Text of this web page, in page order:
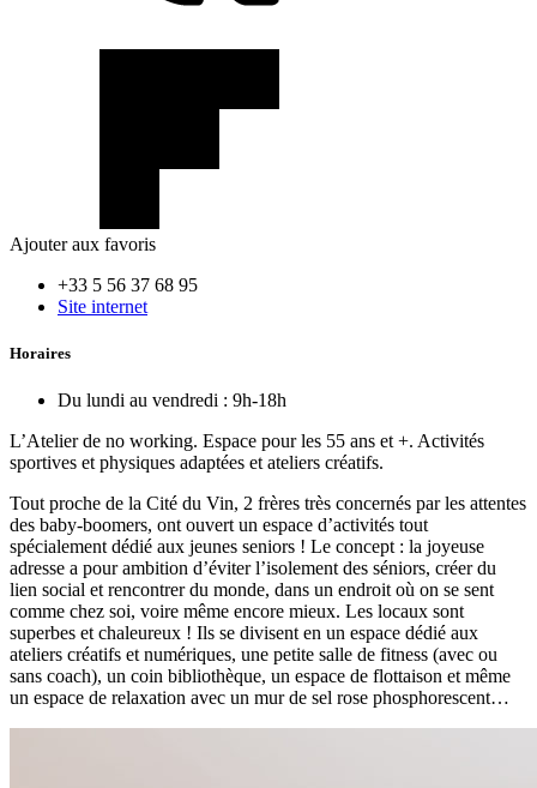
Ajouter aux favoris
+33 5 56 37 68 95
Site internet
Horaires
Du lundi au vendredi : 9h-18h
L’Atelier de no working. Espace pour les 55 ans et +. Activités
sportives et physiques adaptées et ateliers créatifs.
Tout proche de la Cité du Vin, 2 frères très concernés par les attentes
des baby-boomers, ont ouvert un espace d’activités tout
spécialement dédié aux jeunes seniors ! Le concept : la joyeuse
adresse a pour ambition d’éviter l’isolement des séniors, créer du
lien social et rencontrer du monde, dans un endroit où on se sent
comme chez soi, voire même encore mieux. Les locaux sont
superbes et chaleureux ! Ils se divisent en un espace dédié aux
ateliers créatifs et numériques, une petite salle de fitness (avec ou
sans coach), un coin bibliothèque, un espace de flottaison et même
un espace de relaxation avec un mur de sel rose phosphorescent…